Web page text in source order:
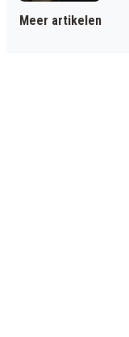
Meer artikelen